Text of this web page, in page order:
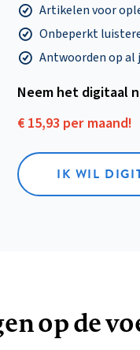
Artikelen voor
Onbeperkt
Antwoorden op al
Neem het digitaal
€ 15,93 per maand!
IK WIL
op de